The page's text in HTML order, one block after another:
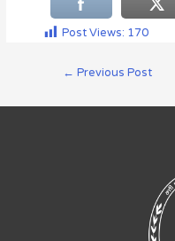
Post Views: 170
← Previous Post